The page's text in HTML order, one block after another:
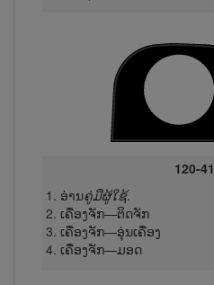
120-
ອ່ານຄູ່ມືຜູ້ໃຊ້.
ເຄື່ອງຈັກ—ຕິດ​ຈັກ
ເຄື່ອງຈັກ—ອຸ່ນເຄື່ອງ
ເຄື່ອງຈັກ—ມອດ